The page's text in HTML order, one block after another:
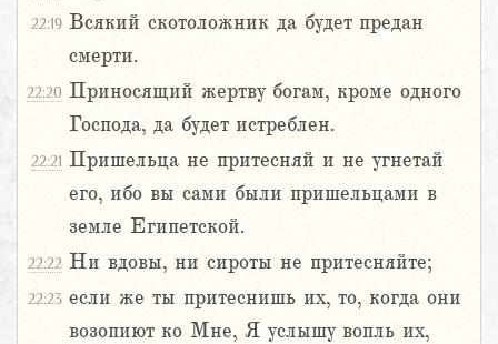
22:19 Всякий скотоложник да будет предан
смерти.
22:20 Приносящий жертву богам, кроме одного
Господа, да будет истреблен.
22:21 Пришельца не притесняй и не угнетай
его, ибо вы сами были пришельцами в
земле Египетской.
22:22 Ни вдовы, ни сироты не притесняйте;
22:23 если же ты притеснишь их, то, когда они
возопиют ко Мне, Я услышу вопль их,